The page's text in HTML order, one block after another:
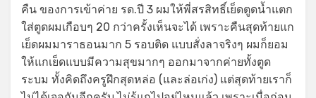
คืน ของการเข้าค่าย รด.ปี 3 ผมให้พี่สรสิทธิ์เย็ดตูดน้ำแตก
ใส่ตูดผมเกือบๆ 20 กว่าครั้งเห็นจะได้ เพราะคืนสุดท้ายแก
เย็ดผมมาราธอนมาก 5 รอบติด แบบสั่งลาจริงๆ ผมก็ยอม
ให้แกเย็ดแบบมีความสุขมากๆ ออกมาจากค่ายทั้งตูด
ระบม ทั้งคิดถึงครูฝึกสุดหล่อ (และล่อเก่ง) แต่สุดท้ายเราก็